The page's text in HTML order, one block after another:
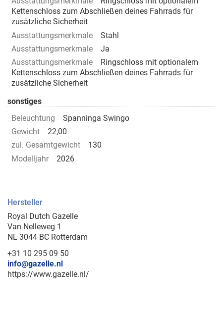
Kettenschloss zum Abschließen deines Fahrrads für
zusätzliche Sicherheit
Ausstattungsmerkmale
Stahl
Ausstattungsmerkmale
Ja
Ausstattungsmerkmale
Ringschloss mit optionalem
Kettenschloss zum Abschließen deines Fahrrads für
zusätzliche Sicherheit
sonstiges
Beleuchtung
Spanninga Swingo
Gewicht
22,00
zul. Gesamtgewicht
130
Modelljahr
2026
Hersteller
Royal Dutch Gazelle
Van Nelleweg 1
NL 3044 BC Rotterdam
+31 10 295 09 50
info@gazelle.nl
https://www.gazelle.nl/